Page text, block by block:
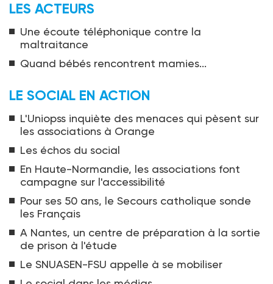
LES ACTEURS
Une écoute téléphonique contre la
maltraitance
Quand bébés rencontrent mamies...
LE SOCIAL EN ACTION
L'Uniopss inquiète des menaces qui pèsent sur
les associations à Orange
Les échos du social
En Haute-Normandie, les associations font
campagne sur l'accessibilité
Pour ses 50 ans, le Secours catholique sonde
les Français
A Nantes, un centre de préparation à la sortie
de prison à l'étude
Le SNUASEN-FSU appelle à se mobiliser